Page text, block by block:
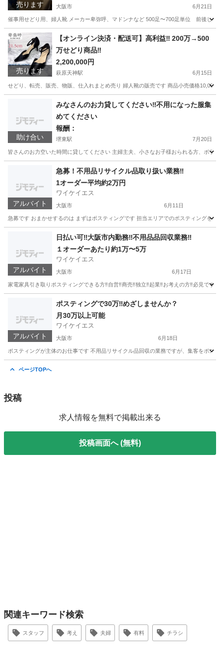
売ります 大阪市 6月21日
催事用せどり用、婦人靴 メーカー卑弥呼、マドンナなど 500足〜700足単位 前後し
大阪 大阪市 靴 卑弥呼
売ります
【オンライン決済・配送可】高利益‼️ 200万→500
万せどり商品‼️
2,200,000円
萩原天神駅 6月15日
せどり、転売、販売、物販、仕入れまとめ売り 婦人靴の販売です 商品小売価格
萩原天神駅 靴 せどり
助け合い
みなさんのお力貸してください‼️不用になった服集
めてください
報酬：
堺東駅 7月20日
皆さんのお力空いた時間に貸してください 主婦主夫、小さなお子様おられる方、ボ
堺東駅 手伝って/助けて 古着
アルバイト
急募！不用品リサイクル品取り扱い業務‼️
1オーダー平均約2万円
ワイケイエス
大阪市 6月11日
急募です おまかせするのは まずはポスティングです 担当エリアでのポスティングを
ポスティング 有料
アルバイト
日払い可‼️大阪市内勤務‼️不用品品回収業務‼️
１オーダーあたり約1万〜5万
ワイケイエス
大阪市 6月17日
家電家具引き取りポスティングできる方‼️自営‼️商売‼️独立‼️起業‼️お考えの方‼️必見で
その他 考え
アルバイト
ポスティングで30万‼️めざしませんか？
月30万以上可能
ワイケイエス
大阪市 6月18日
ポスティングが主体のお仕事です 不用品リサイクル品回収の業務ですが、集客をポ
ページTOPへ
投稿
求人情報を無料で掲載出来る
投稿画面へ (無料)
関連キーワード検索
スタッフ 考え 夫婦 有料 チラシ